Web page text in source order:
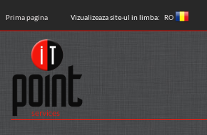
Prima pagina Vizualizeaza site-ul in limba: RO